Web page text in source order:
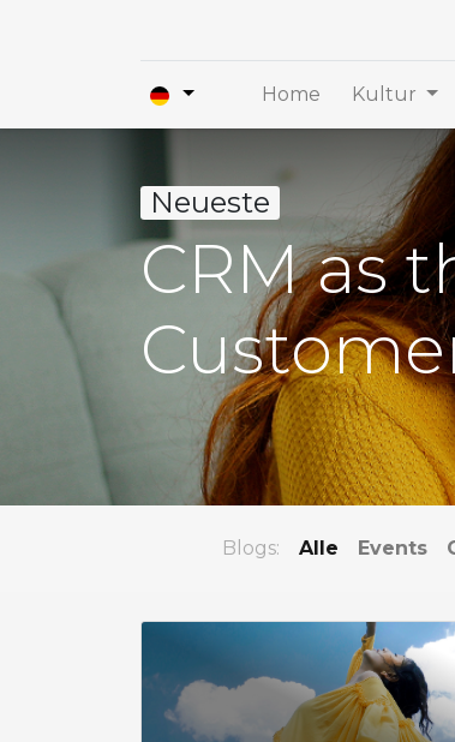
Home Kultur
Neueste
CRM as
Blogs: Alle Events